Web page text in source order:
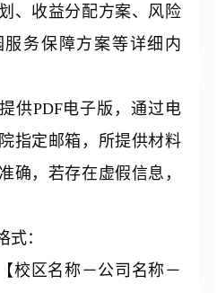
、收益分配方案、风险
服务保障方案等详细内
供PDF电子版，通过电
指定邮箱，所提供材料
确，若存在虚假信息，
式：
校区名称－公司名称－